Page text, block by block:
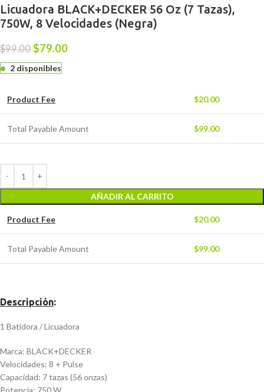
Licuadora BLACK+DECKER 56 Oz (7 Tazas),
750W, 8 Velocidades (Negra)
$99.00 $79.00
2 disponibles
Product Fee $20.00
Total Payable Amount $99.00
AÑADIR AL CARRITO
Product Fee $20.00
Total Payable Amount $99.00
Descripción:
1 Batidora / Licuadora
Marca: BLACK+DECKER
Velocidades: 8 + Pulse
Capacidad: 7 tazas (56 onzas)
Potencia: 750 W